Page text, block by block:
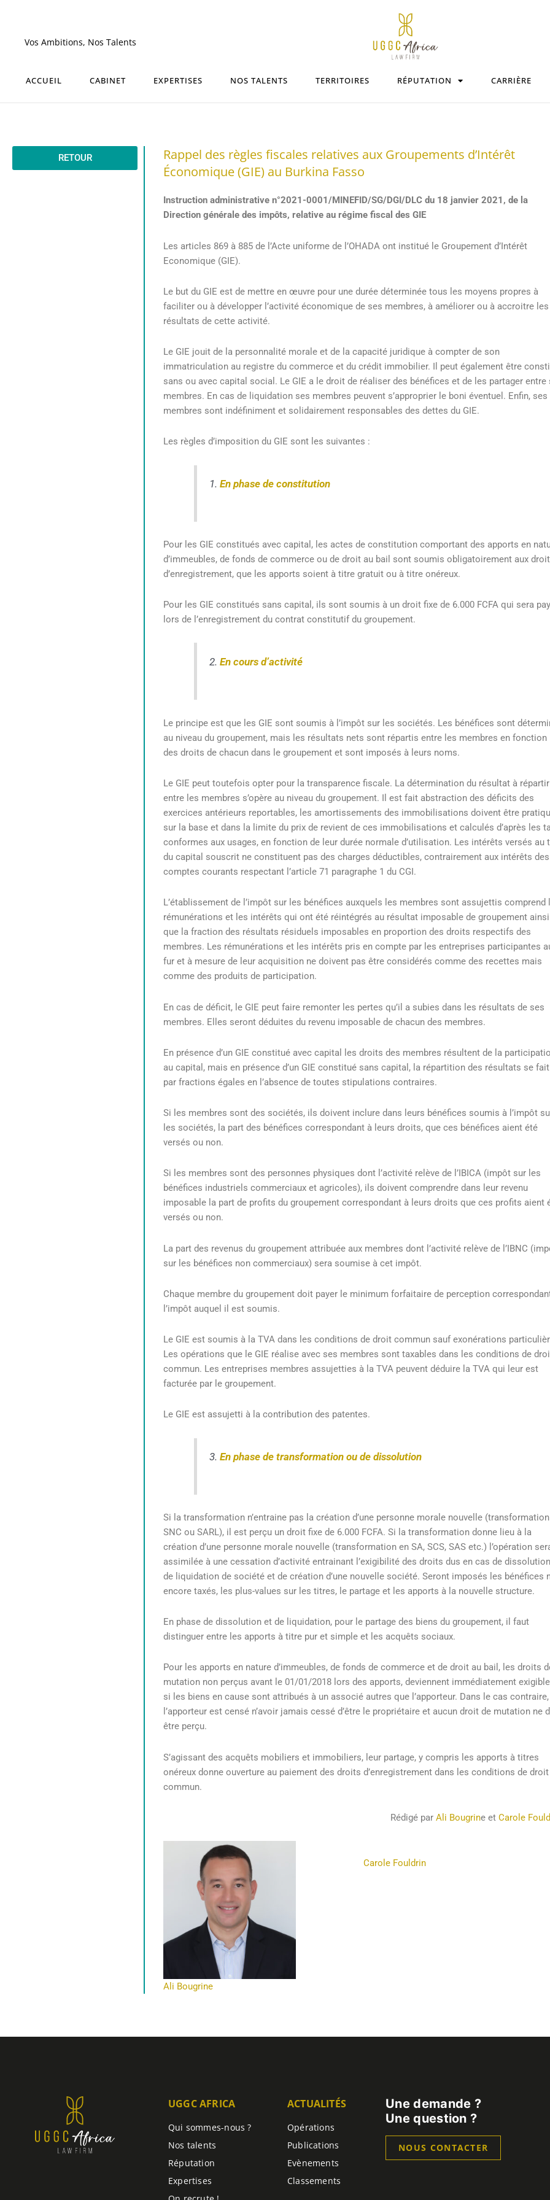
Vos Ambitions, Nos Talents
ACCUEIL CABINET EXPERTISES NOS TALENTS TERRITOIRES RÉPUTATION CARRIÈRE
RETOUR
Rappel des règles fiscales relatives aux Groupements d’Intérêt
Économique (GIE) au Burkina Fasso
Instruction administrative n°2021-0001/MINEFID/SG/DGI/DLC du 18 janvier 2021, de la
Direction générale des impôts, relative au régime fiscal des GIE
Les articles 869 à 885 de l’Acte uniforme de l’OHADA ont institué le Groupement d’Intérêt
Economique (GIE).
Le but du GIE est de mettre en œuvre pour une durée déterminée tous les moyens propres à
faciliter ou à développer l’activité économique de ses membres, à améliorer ou à accroitre les
résultats de cette activité.
Le GIE jouit de la personnalité morale et de la capacité juridique à compter de son
immatriculation au registre du commerce et du crédit immobilier. Il peut également être
sans ou avec capital social. Le GIE a le droit de réaliser des bénéfices et de les partager entre
membres. En cas de liquidation ses membres peuvent s’approprier le boni éventuel. Enfin, ses
membres sont indéfiniment et solidairement responsables des dettes du GIE.
Les règles d’imposition du GIE sont les suivantes :
1. En phase de constitution
Pour les GIE constitués avec capital, les actes de constitution comportant des apports en
d’immeubles, de fonds de commerce ou de droit au bail sont soumis obligatoirement aux
d’enregistrement, que les apports soient à titre gratuit ou à titre onéreux.
Pour les GIE constitués sans capital, ils sont soumis à un droit fixe de 6.000 FCFA qui sera
lors de l’enregistrement du contrat constitutif du groupement.
2. En cours d’activité
Le principe est que les GIE sont soumis à l’impôt sur les sociétés. Les bénéfices sont
au niveau du groupement, mais les résultats nets sont répartis entre les membres en fonction
des droits de chacun dans le groupement et sont imposés à leurs noms.
Le GIE peut toutefois opter pour la transparence fiscale. La détermination du résultat à répartir
entre les membres s’opère au niveau du groupement. Il est fait abstraction des déficits des
exercices antérieurs reportables, les amortissements des immobilisations doivent être
sur la base et dans la limite du prix de revient de ces immobilisations et calculés d’après les
conformes aux usages, en fonction de leur durée normale d’utilisation. Les intérêts versés au
du capital souscrit ne constituent pas des charges déductibles, contrairement aux intérêts des
comptes courants respectant l’article 71 paragraphe 1 du CGI.
L’établissement de l’impôt sur les bénéfices auxquels les membres sont assujettis comprend
rémunérations et les intérêts qui ont été réintégrés au résultat imposable de groupement ainsi
que la fraction des résultats résiduels imposables en proportion des droits respectifs des
membres. Les rémunérations et les intérêts pris en compte par les entreprises participantes
fur et à mesure de leur acquisition ne doivent pas être considérés comme des recettes mais
comme des produits de participation.
En cas de déficit, le GIE peut faire remonter les pertes qu’il a subies dans les résultats de ses
membres. Elles seront déduites du revenu imposable de chacun des membres.
En présence d’un GIE constitué avec capital les droits des membres résultent de la
au capital, mais en présence d’un GIE constitué sans capital, la répartition des résultats se fait
par fractions égales en l’absence de toutes stipulations contraires.
Si les membres sont des sociétés, ils doivent inclure dans leurs bénéfices soumis à l’impôt
les sociétés, la part des bénéfices correspondant à leurs droits, que ces bénéfices aient été
versés ou non.
Si les membres sont des personnes physiques dont l’activité relève de l’IBICA (impôt sur les
bénéfices industriels commerciaux et agricoles), ils doivent comprendre dans leur revenu
imposable la part de profits du groupement correspondant à leurs droits que ces profits aient
versés ou non.
La part des revenus du groupement attribuée aux membres dont l’activité relève de l’IBNC
sur les bénéfices non commerciaux) sera soumise à cet impôt.
Chaque membre du groupement doit payer le minimum forfaitaire de perception
l’impôt auquel il est soumis.
Le GIE est soumis à la TVA dans les conditions de droit commun sauf exonérations
Les opérations que le GIE réalise avec ses membres sont taxables dans les conditions de
commun. Les entreprises membres assujetties à la TVA peuvent déduire la TVA qui leur est
facturée par le groupement.
Le GIE est assujetti à la contribution des patentes.
3. En phase de transformation ou de dissolution
Si la transformation n’entraine pas la création d’une personne morale nouvelle
SNC ou SARL), il est perçu un droit fixe de 6.000 FCFA. Si la transformation donne lieu à la
création d’une personne morale nouvelle (transformation en SA, SCS, SAS etc.) l’opération
assimilée à une cessation d’activité entrainant l’exigibilité des droits dus en cas de
de liquidation de société et de création d’une nouvelle société. Seront imposés les bénéfices
encore taxés, les plus-values sur les titres, le partage et les apports à la nouvelle structure.
En phase de dissolution et de liquidation, pour le partage des biens du groupement, il faut
distinguer entre les apports à titre pur et simple et les acquêts sociaux.
Pour les apports en nature d’immeubles, de fonds de commerce et de droit au bail, les droits
mutation non perçus avant le 01/01/2018 lors des apports, deviennent immédiatement
si les biens en cause sont attribués à un associé autres que l’apporteur. Dans le cas contraire,
l’apporteur est censé n’avoir jamais cessé d’être le propriétaire et aucun droit de mutation ne
être perçu.
S’agissant des acquêts mobiliers et immobiliers, leur partage, y compris les apports à titres
onéreux donne ouverture au paiement des droits d’enregistrement dans les conditions de droit
commun.
Rédigé parAli Bougrine etCarole
Ali Bougrine
Carole Fouldrin
UGGC AFRICA
Qui sommes-nous ?
Nos talents
Réputation
Expertises
ACTUALITÉS
Opérations
Publications
Evènements
Classements
Une demande ?
Une question ?
NOUS CONTACTER